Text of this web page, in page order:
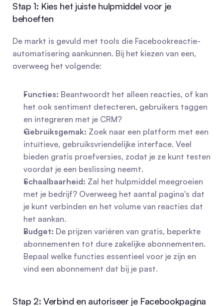
Stap 1: Kies het juiste hulpmiddel voor je
behoeften
De markt is gevuld met tools die Facebookreactie-
automatisering aankunnen. Bij het kiezen van een,
overweeg het volgende:
Functies: Beantwoordt het alleen reacties, of kan
het ook sentiment detecteren, gebruikers taggen
en integreren met je CRM?
Gebruiksgemak: Zoek naar een platform met een
intuïtieve, gebruiksvriendelijke interface. Veel
bieden gratis proefversies, zodat je ze kunt testen
voordat je een beslissing neemt.
Schaalbaarheid: Zal het hulpmiddel meegroeien
met je bedrijf? Overweeg het aantal pagina's dat
je kunt verbinden en het volume van reacties dat
het aankan.
Budget: De prijzen variëren van gratis, beperkte
abonnementen tot dure zakelijke abonnementen.
Bepaal welke functies essentieel voor je zijn en
vind een abonnement dat bij je past.
Stap 2: Verbind en autoriseer je Facebookpagina